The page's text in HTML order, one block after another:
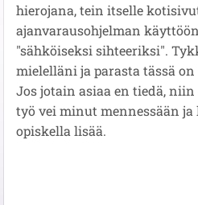
hierojana, tein itselle
ajanvarausohjelman
"sähköiseksi sihteeriksi".
mielelläni ja parasta tässä
Jos jotain asiaa en tiedä,
työ vei minut mennessään ja
opiskella lisää.